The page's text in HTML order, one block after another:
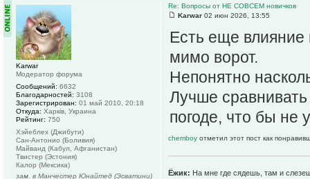
Re: Вопросы от НЕ СОВСЕМ новичков
Karwar 02 июн 2026, 13:55
Есть еще влияние
мимо ворот.
Непонятно
Лучше
погоде, что бы не
chemboy отметил этот пост как
Ёжик: На мне где сядешь, там и
Karwar
Модератор форума
Сообщений: 6632
Благодарностей: 3108
Зарегистрирован: 01 май 2010, 20:18
Откуда: Харків, Украина
Рейтинг: 750
Хэйеблех (Джибути)
Сан-Антонио (Боливия)
Майванд (Кабул, Афганистан)
Твистер (Эстония)
Калор (Мексика)
зам. в Манчестер Юнайтед (Эсватини)